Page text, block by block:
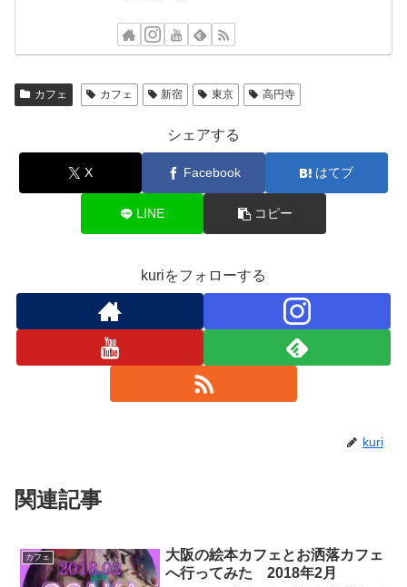
カフェ カフェ 新宿 東京 高円寺
シェアする
X Facebook はてブ
LINE コピー
kuriをフォローする
kuri
関連記事
カフェ
大阪の絵本カフェとお洒落カフェ
へ行ってみた 2018年2月